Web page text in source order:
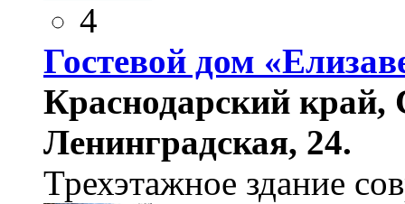
4
Гостевой дом
Краснодарский
Ленинградская, 24.
Трехэтажное здание